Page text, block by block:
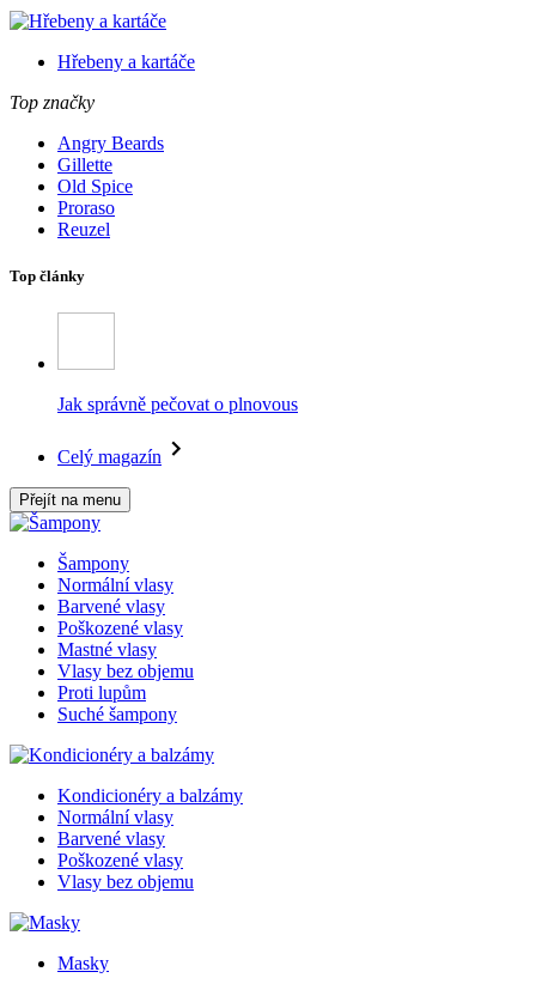
Hřebeny a kartáče
Top značky
Angry Beards
Gillette
Old Spice
Proraso
Reuzel
Top články
Jak správně pečovat o plnovous
Celý magazín
Přejít na menu
Šampony
Normální vlasy
Barvené vlasy
Poškozené vlasy
Mastné vlasy
Vlasy bez objemu
Proti lupům
Suché šampony
Kondicionéry a balzámy
Normální vlasy
Barvené vlasy
Poškozené vlasy
Vlasy bez objemu
Masky